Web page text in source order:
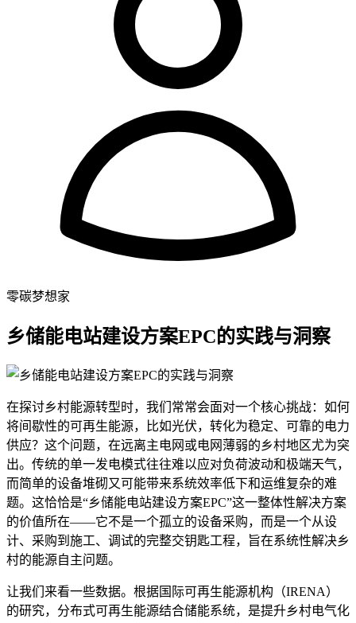
零碳梦想家
乡储能电站建设方案EPC的实践与洞察
在探讨乡村能源转型时，我们常常会面对一个核心挑战：如何
将间歇性的可再生能源，比如光伏，转化为稳定、可靠的电力
供应？这个问题，在远离主电网或电网薄弱的乡村地区尤为突
出。传统的单一发电模式往往难以应对负荷波动和极端天气，
而简单的设备堆砌又可能带来系统效率低下和运维复杂的难
题。这恰恰是“乡储能电站建设方案EPC”这一整体性解决方案
的价值所在——它不是一个孤立的设备采购，而是一个从设
计、采购到施工、调试的完整交钥匙工程，旨在系统性解决乡
村的能源自主问题。
让我们来看一些数据。根据国际可再生能源机构（IRENA）
的研究，分布式可再生能源结合储能系统，是提升乡村电气化